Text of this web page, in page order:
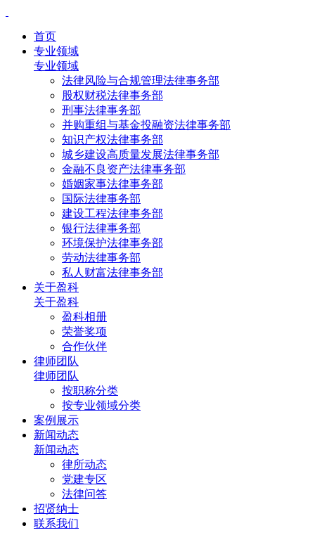
首页
专业领域
专业领域
法律风险与合规管理法律事务部
股权财税法律事务部
刑事法律事务部
并购重组与基金投融资法律事务部
知识产权法律事务部
城乡建设高质量发展法律事务部
金融不良资产法律事务部
婚姻家事法律事务部
国际法律事务部
建设工程法律事务部
银行法律事务部
环境保护法律事务部
劳动法律事务部
私人财富法律事务部
关于盈科
关于盈科
盈科相册
荣誉奖项
合作伙伴
律师团队
律师团队
按职称分类
按专业领域分类
案例展示
新闻动态
新闻动态
律所动态
党建专区
法律问答
招贤纳士
联系我们